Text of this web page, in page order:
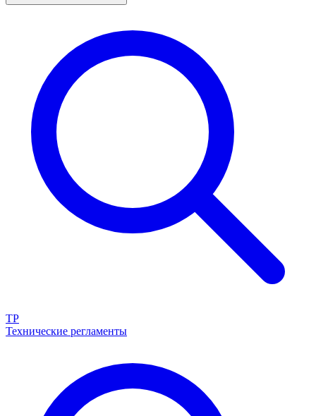
ТР
Технические регламенты